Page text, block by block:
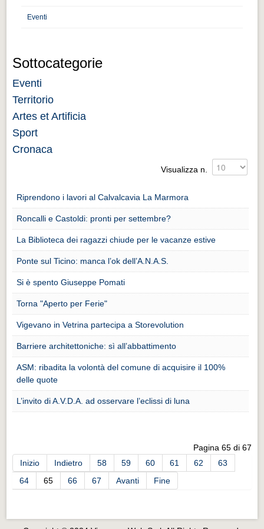
Cultura e turismo 4.0
Cultura e turismo 4.0
PROGETTI
Progetti Aperti
Progetti Realizzati
EVENTI
EVENTI
Eventi Vigevano
Eventi Pavia
Eventi Pavia
Eventi
Sottocategorie
Eventi
Territorio
Artes et Artificia
Sport
Cronaca
Visualizza n.
Riprendono i lavori al Calvalcavia La Marmora
Roncalli e Castoldi: pronti per settembre?
La Biblioteca dei ragazzi chiude per le vacanze estive
Ponte sul Ticino: manca l’ok dell’A.N.A.S.
Si è spento Giuseppe Pomati
Torna "Aperto per Ferie"
Vigevano in Vetrina partecipa a Storevolution
Barriere architettoniche: sì all’abbattimento
ASM: ribadita la volontà del comune di acquisire il 100%
delle quote
L’invito di A.V.D.A. ad osservare l’eclissi di luna
Pagina 65 di 67
Inizio
Indietro 58 59 60 61 62
63
64
65 66 67 Avanti Fine